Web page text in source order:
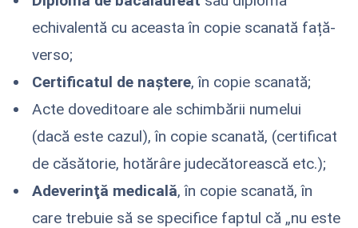
echivalentă cu aceasta în copie scanată față-
verso;
Certificatul de naştere, în copie scanată;
Acte doveditoare ale schimbării numelui
(dacă este cazul), în copie scanată, (certificat
de căsătorie, hotărâre judecătorească etc.);
Adeverinţă medicală, în copie scanată, în
care trebuie să se specifice faptul că „nu este